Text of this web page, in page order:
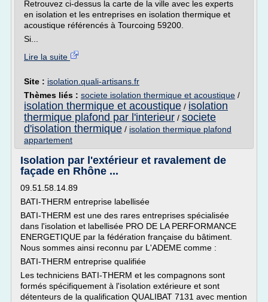
Retrouvez ci-dessus la carte de la ville avec les experts
en isolation et les entreprises en isolation thermique et
acoustique référencés à Tourcoing 59200.
Si...
Lire la suite
Site : isolation.quali-artisans.fr
Thèmes liés : societe isolation thermique et acoustique /
isolation thermique et acoustique / isolation
thermique plafond par l'interieur / societe
d'isolation thermique / isolation thermique plafond
appartement
Isolation par l'extérieur et ravalement de
façade en Rhône ...
09.51.58.14.89
BATI-THERM entreprise labellisée
BATI-THERM est une des rares entreprises spécialisée
dans l'isolation et labellisée PRO DE LA PERFORMANCE
ENERGETIQUE par la fédération française du bâtiment.
Nous sommes ainsi reconnu par L'ADEME comme :
BATI-THERM entreprise qualifiée
Les techniciens BATI-THERM et les compagnons sont
formés spécifiquement à l'isolation extérieure et sont
détenteurs de la qualification QUALIBAT 7131 avec mention